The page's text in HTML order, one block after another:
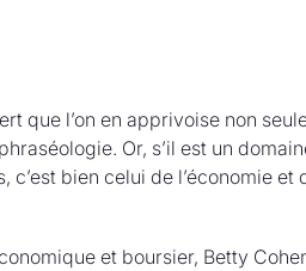
que l’on en apprivoise non
Or, s’il est un
bien celui de l’économie et
et boursier, Betty